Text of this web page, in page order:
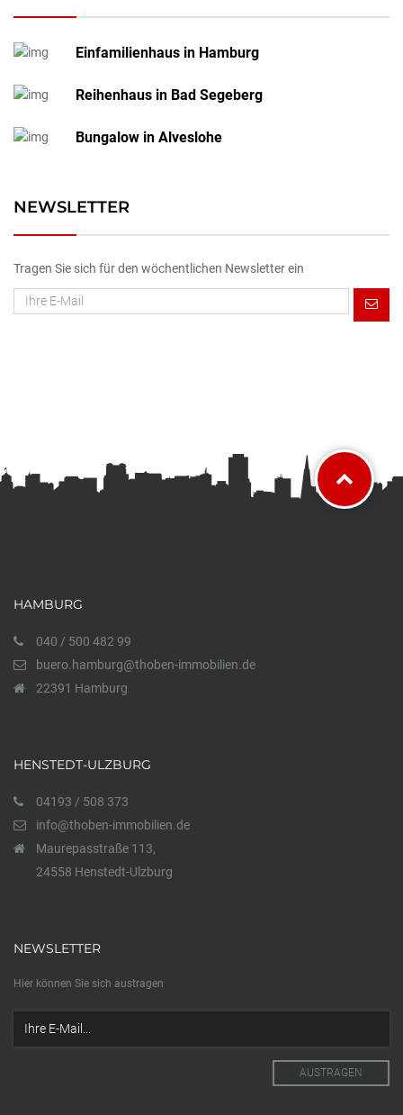
Einfamilienhaus in Hamburg
Reihenhaus in Bad Segeberg
Bungalow in Alveslohe
NEWSLETTER
Tragen Sie sich für den wöchentlichen Newsletter ein
HAMBURG
040 / 500 482 99
buero.hamburg@thoben-immobilien.de
22391 Hamburg
HENSTEDT-ULZBURG
04193 / 508 373
info@thoben-immobilien.de
Maurepasstraße 113,
24558 Henstedt-Ulzburg
NEWSLETTER
Hier können Sie sich austragen